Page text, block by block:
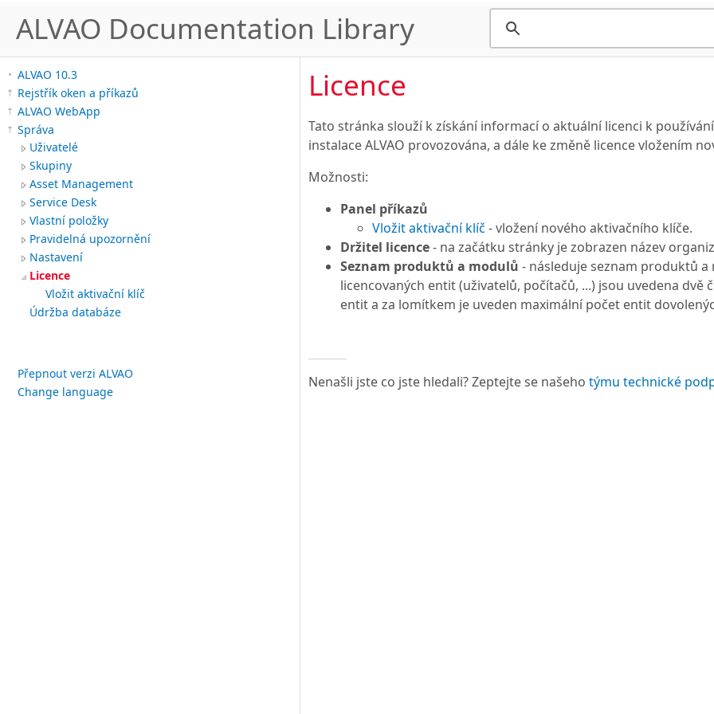
ALVAO Documentation Library
ALVAO 10.3
Rejstřík oken a příkazů
ALVAO WebApp
Správa
Uživatelé
Skupiny
Asset Management
Service Desk
Vlastní položky
Pravidelná upozornění
Nastavení
Licence
Vložit aktivační klíč
Údržba databáze
Přepnout verzi ALVAO
Change language
Licence
Tato stránka slouží k získání informací o aktuální licenci k používání
instalace ALVAO provozována, a dále ke změně licence vložením
Možnosti:
Panel příkazů
Vložit aktivační klíč - vložení nového aktivačního klíče.
Držitel licence- na začátku stránky je zobrazen název
Seznam produktů a modulů - následuje seznam produktů a
licencovaných entit (uživatelů, počítačů, ...) jsou uvedena
entit a za lomítkem je uveden maximální počet entit
Nenašli jste co jste hledali? Zeptejte se našeho týmu technické